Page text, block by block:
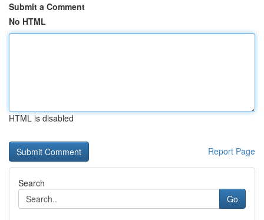
Submit a Comment
No HTML
HTML is disabled
Report Page
Search
Go